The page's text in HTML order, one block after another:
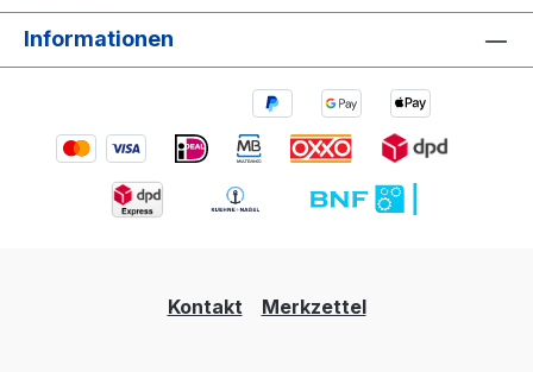
Informationen
Kontakt Merkzettel